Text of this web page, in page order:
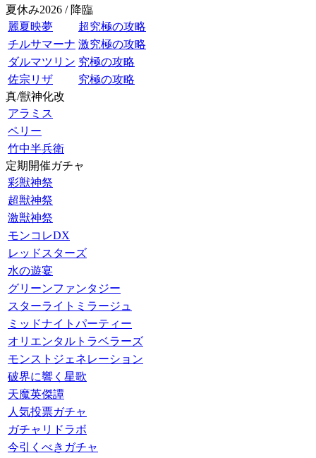
夏休み2026 / 降臨
麗夏映夢
超究極の攻略
チルサマーナ 激究極の攻略
ダルマツリン 究極の攻略
佐宗リザ
究極の攻略
真/獣神化改
アラミス
ペリー
竹中半兵衛
定期開催ガチャ
彩獣神祭
超獣神祭
激獣神祭
モンコレDX
レッドスターズ
水の遊宴
グリーンファンタジー
スターライトミラージュ
ミッドナイトパーティー
オリエンタルトラベラーズ
モンストジェネレーション
破界に響く星歌
天魔英傑譚
人気投票ガチャ
ガチャリドラボ
今引くべきガチャ